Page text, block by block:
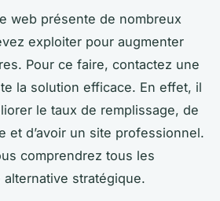
web présente de nombreux
exploiter pour augmenter
Pour ce faire, contactez une
la solution efficace. En effet, il
le taux de remplissage, de
et d’avoir un site professionnel.
comprendrez tous les
stratégique.